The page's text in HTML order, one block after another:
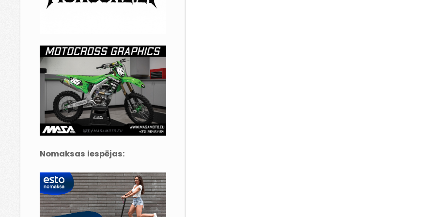
Nomaksas iespējas: